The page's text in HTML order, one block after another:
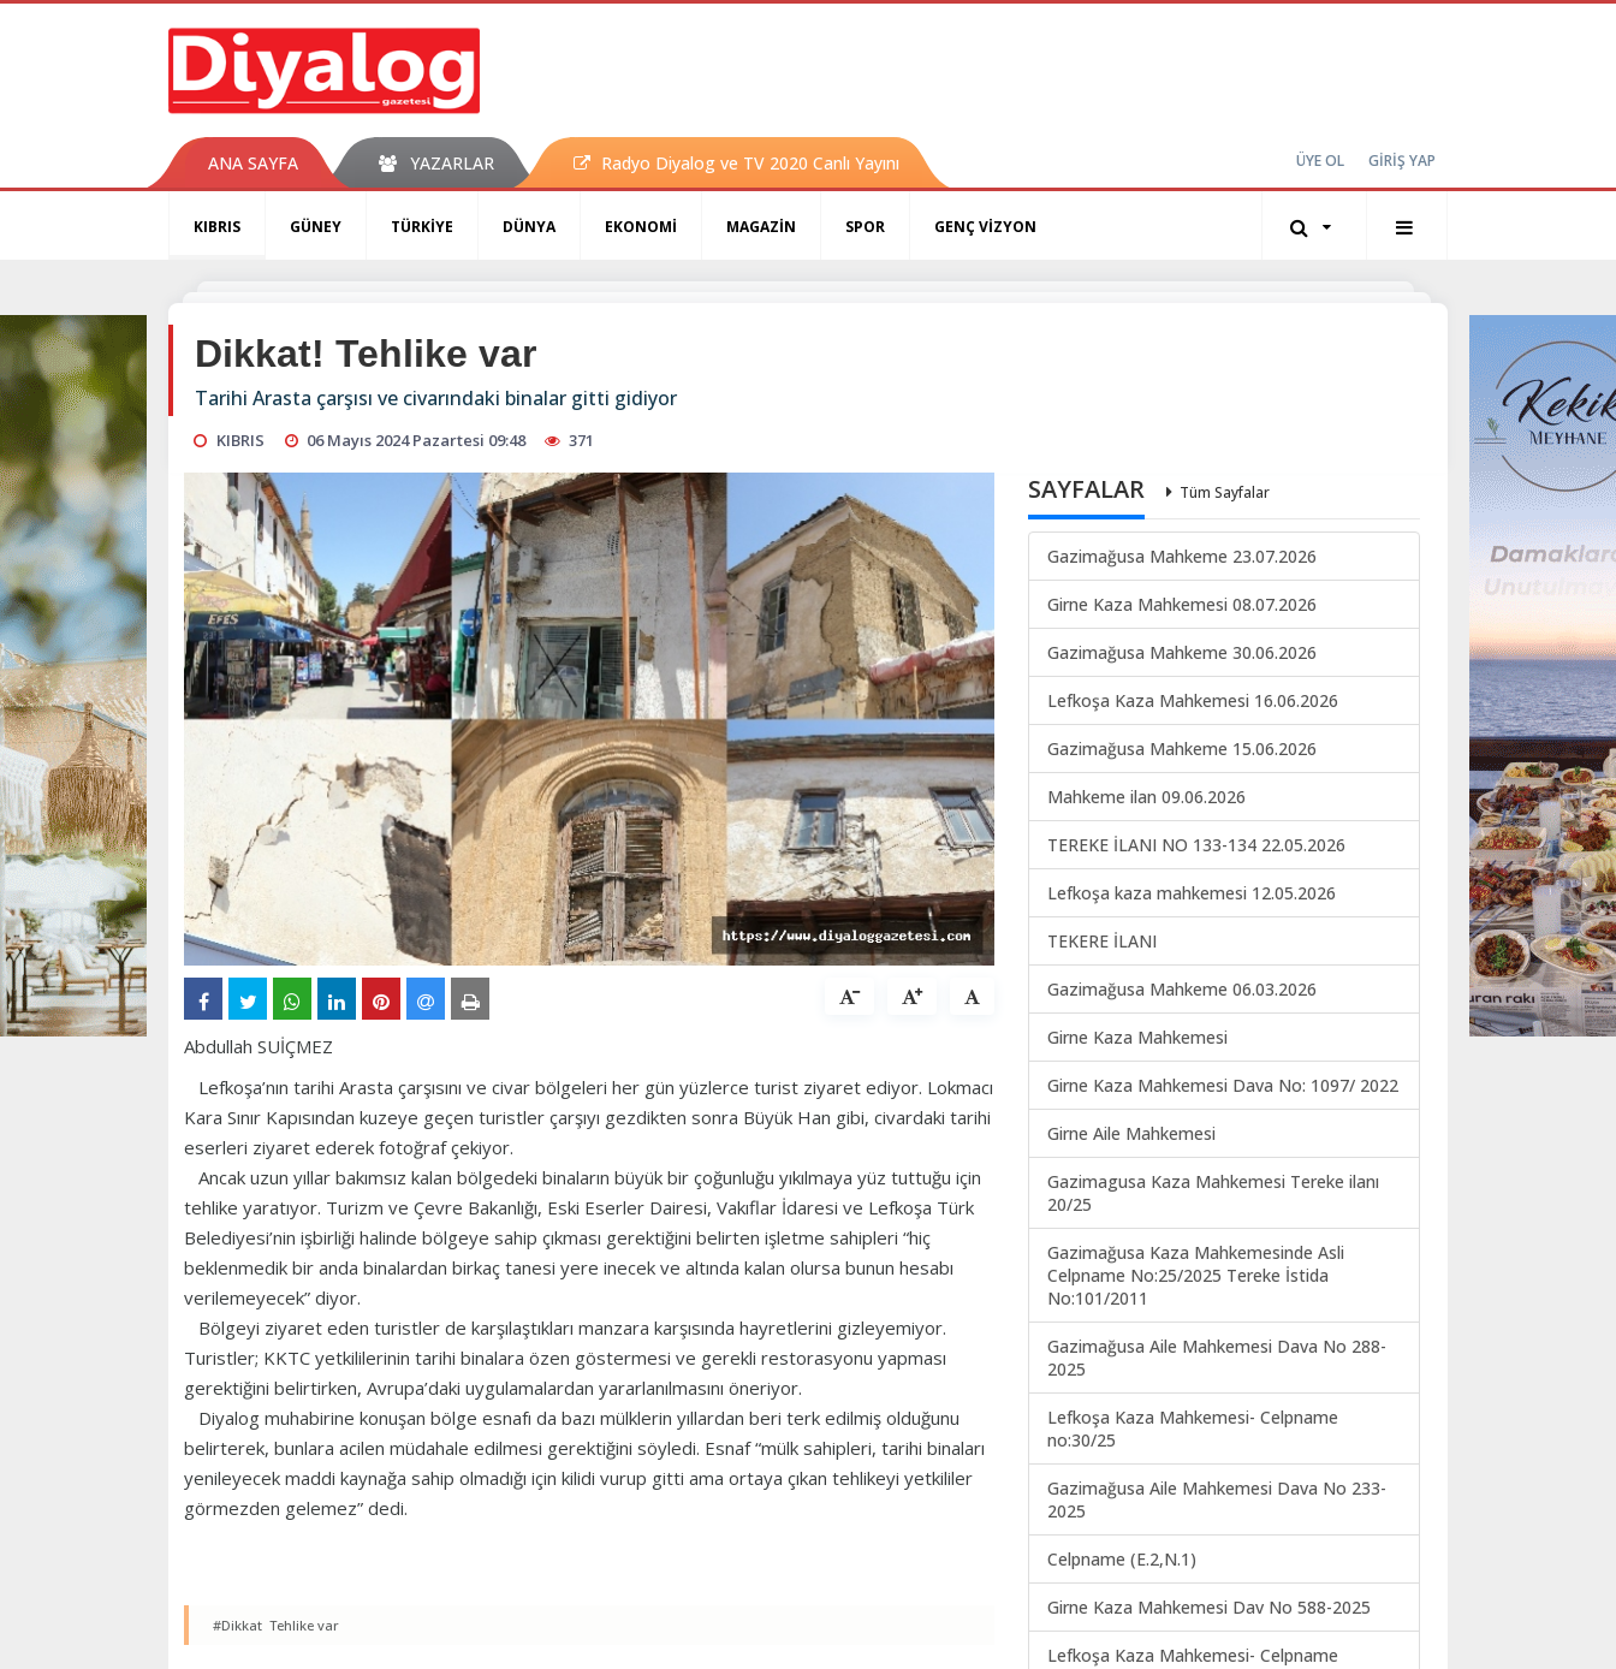
ANA SAYFA YAZARLAR Radyo Diyalog ve TV 2020 Canlı Yayını ÜYE OL GİRİŞ YAP
KIBRIS GÜNEY TÜRKİYE DÜNYA EKONOMİ MAGAZİN SPOR GENÇ VİZYON
Dikkat! Tehlike var
Tarihi Arasta çarşısı ve civarındaki binalar gitti gidiyor
KIBRIS 06 Mayıs 2024 Pazartesi 09:48 371
Abdullah SUİÇMEZ
Lefkoşa’nın tarihi Arasta çarşısını ve civar bölgeleri her gün yüzlerce turist ziyaret ediyor. Lokmacı
Kara Sınır Kapısından kuzeye geçen turistler çarşıyı gezdikten sonra Büyük Han gibi, civardaki tarihi
eserleri ziyaret ederek fotoğraf çekiyor.
Ancak uzun yıllar bakımsız kalan bölgedeki binaların büyük bir çoğunluğu yıkılmaya yüz tuttuğu için
tehlike yaratıyor. Turizm ve Çevre Bakanlığı, Eski Eserler Dairesi, Vakıflar İdaresi ve Lefkoşa Türk
Belediyesi’nin işbirliği halinde bölgeye sahip çıkması gerektiğini belirten işletme sahipleri “hiç
beklenmedik bir anda binalardan birkaç tanesi yere inecek ve altında kalan olursa bunun hesabı
verilemeyecek” diyor.
Bölgeyi ziyaret eden turistler de karşılaştıkları manzara karşısında hayretlerini gizleyemiyor.
Turistler; KKTC yetkililerinin tarihi binalara özen göstermesi ve gerekli restorasyonu yapması
gerektiğini belirtirken, Avrupa’daki uygulamalardan yararlanılmasını öneriyor.
Diyalog muhabirine konuşan bölge esnafı da bazı mülklerin yıllardan beri terk edilmiş olduğunu
belirterek, bunlara acilen müdahale edilmesi gerektiğini söyledi. Esnaf “mülk sahipleri, tarihi binaları
yenileyecek maddi kaynağa sahip olmadığı için kilidi vurup gitti ama ortaya çıkan tehlikeyi yetkililer
görmezden gelemez” dedi.
#Dikkat Tehlike var
SAYFALAR Tüm Sayfalar
Gazimağusa Mahkeme 23.07.2026
Girne Kaza Mahkemesi 08.07.2026
Gazimağusa Mahkeme 30.06.2026
Lefkoşa Kaza Mahkemesi 16.06.2026
Gazimağusa Mahkeme 15.06.2026
Mahkeme ilan 09.06.2026
TEREKE İLANI NO 133-134 22.05.2026
Lefkoşa kaza mahkemesi 12.05.2026
TEKERE İLANI
Gazimağusa Mahkeme 06.03.2026
Girne Kaza Mahkemesi
Girne Kaza Mahkemesi Dava No: 1097/ 2022
Girne Aile Mahkemesi
Gazimagusa Kaza Mahkemesi Tereke ilanı
20/25
Gazimağusa Kaza Mahkemesinde Asli
Celpname No:25/2025 Tereke İstida
No:101/2011
Gazimağusa Aile Mahkemesi Dava No 288-
2025
Lefkoşa Kaza Mahkemesi- Celpname
no:30/25
Gazimağusa Aile Mahkemesi Dava No 233-
2025
Celpname (E.2,N.1)
Girne Kaza Mahkemesi Dav No 588-2025
Lefkoşa Kaza Mahkemesi- Celpname